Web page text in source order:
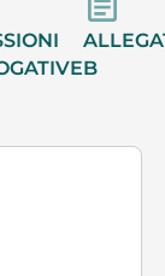
B